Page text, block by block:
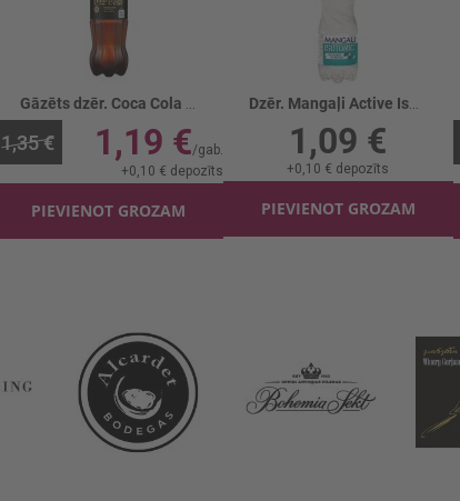
Gāzēts dzēr. Coca Cola Zero Zero
1,35 € 1,19 €
+0,10 € depozīts
PIEVIENOT GROZAM
Dzēr. Mangaļi Active Isotonic greipfrūtu
1,09 €
+0,10 € depozīts
PIEVIENOT GROZAM